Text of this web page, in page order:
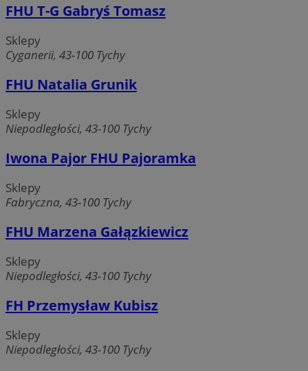
FHU T-G Gabryś Tomasz
Sklepy
Cyganerii, 43-100 Tychy
FHU Natalia Grunik
Sklepy
Niepodległości, 43-100 Tychy
Iwona Pajor FHU Pajoramka
Sklepy
Fabryczna, 43-100 Tychy
FHU Marzena Gałązkiewicz
Sklepy
Niepodległości, 43-100 Tychy
FH Przemysław Kubisz
Sklepy
Niepodległości, 43-100 Tychy